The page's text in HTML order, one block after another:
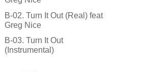
B-02. Turn It Out (Real) feat
Greg Nice
B-03. Turn It Out
(Instrumental)